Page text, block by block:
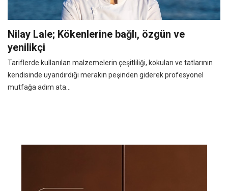
Nilay Lale; Kökenlerine bağlı, özgün ve
yenilikçi
Tariflerde kullanılan malzemelerin çeşitliliği, kokuları ve tatlarının
kendisinde uyandırdığı merakın peşinden giderek profesyonel
mutfağa adım ata...